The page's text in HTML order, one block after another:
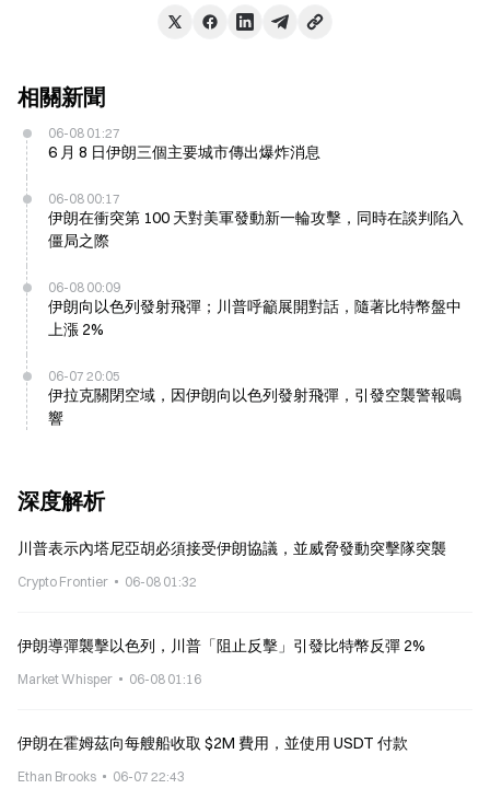
相關新聞
06-08 01:27
6 月 8 日伊朗三個主要城市傳出爆炸消息
06-08 00:17
伊朗在衝突第 100 天對美軍發動新一輪攻擊，同時在談判陷入
僵局之際
06-08 00:09
伊朗向以色列發射飛彈；川普呼籲展開對話，隨著比特幣盤中
上漲 2%
06-07 20:05
伊拉克關閉空域，因伊朗向以色列發射飛彈，引發空襲警報鳴
響
深度解析
川普表示內塔尼亞胡必須接受伊朗協議，並威脅發動突擊隊突襲
Crypto Frontier 06-08 01:32
伊朗導彈襲擊以色列，川普「阻止反擊」引發比特幣反彈 2%
Market Whisper 06-08 01:16
伊朗在霍姆茲向每艘船收取 $2M 費用，並使用 USDT 付款
Ethan Brooks 06-07 22:43